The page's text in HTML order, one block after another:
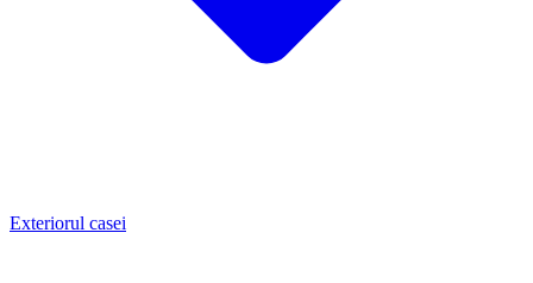
Exteriorul casei